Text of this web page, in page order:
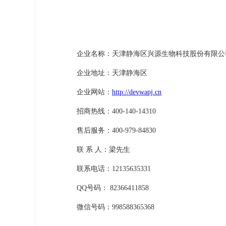
企业名称：天津静海区兴源生物科技股份有限
企业地址：天津静海区
企业网站： http://devwapj.cn
招商热线：400-140-14310
售后服务：400-979-84830
联 系 人：梁先生
联系电话：12135635331
QQ号码： 82366411858
微信号码：998588365368